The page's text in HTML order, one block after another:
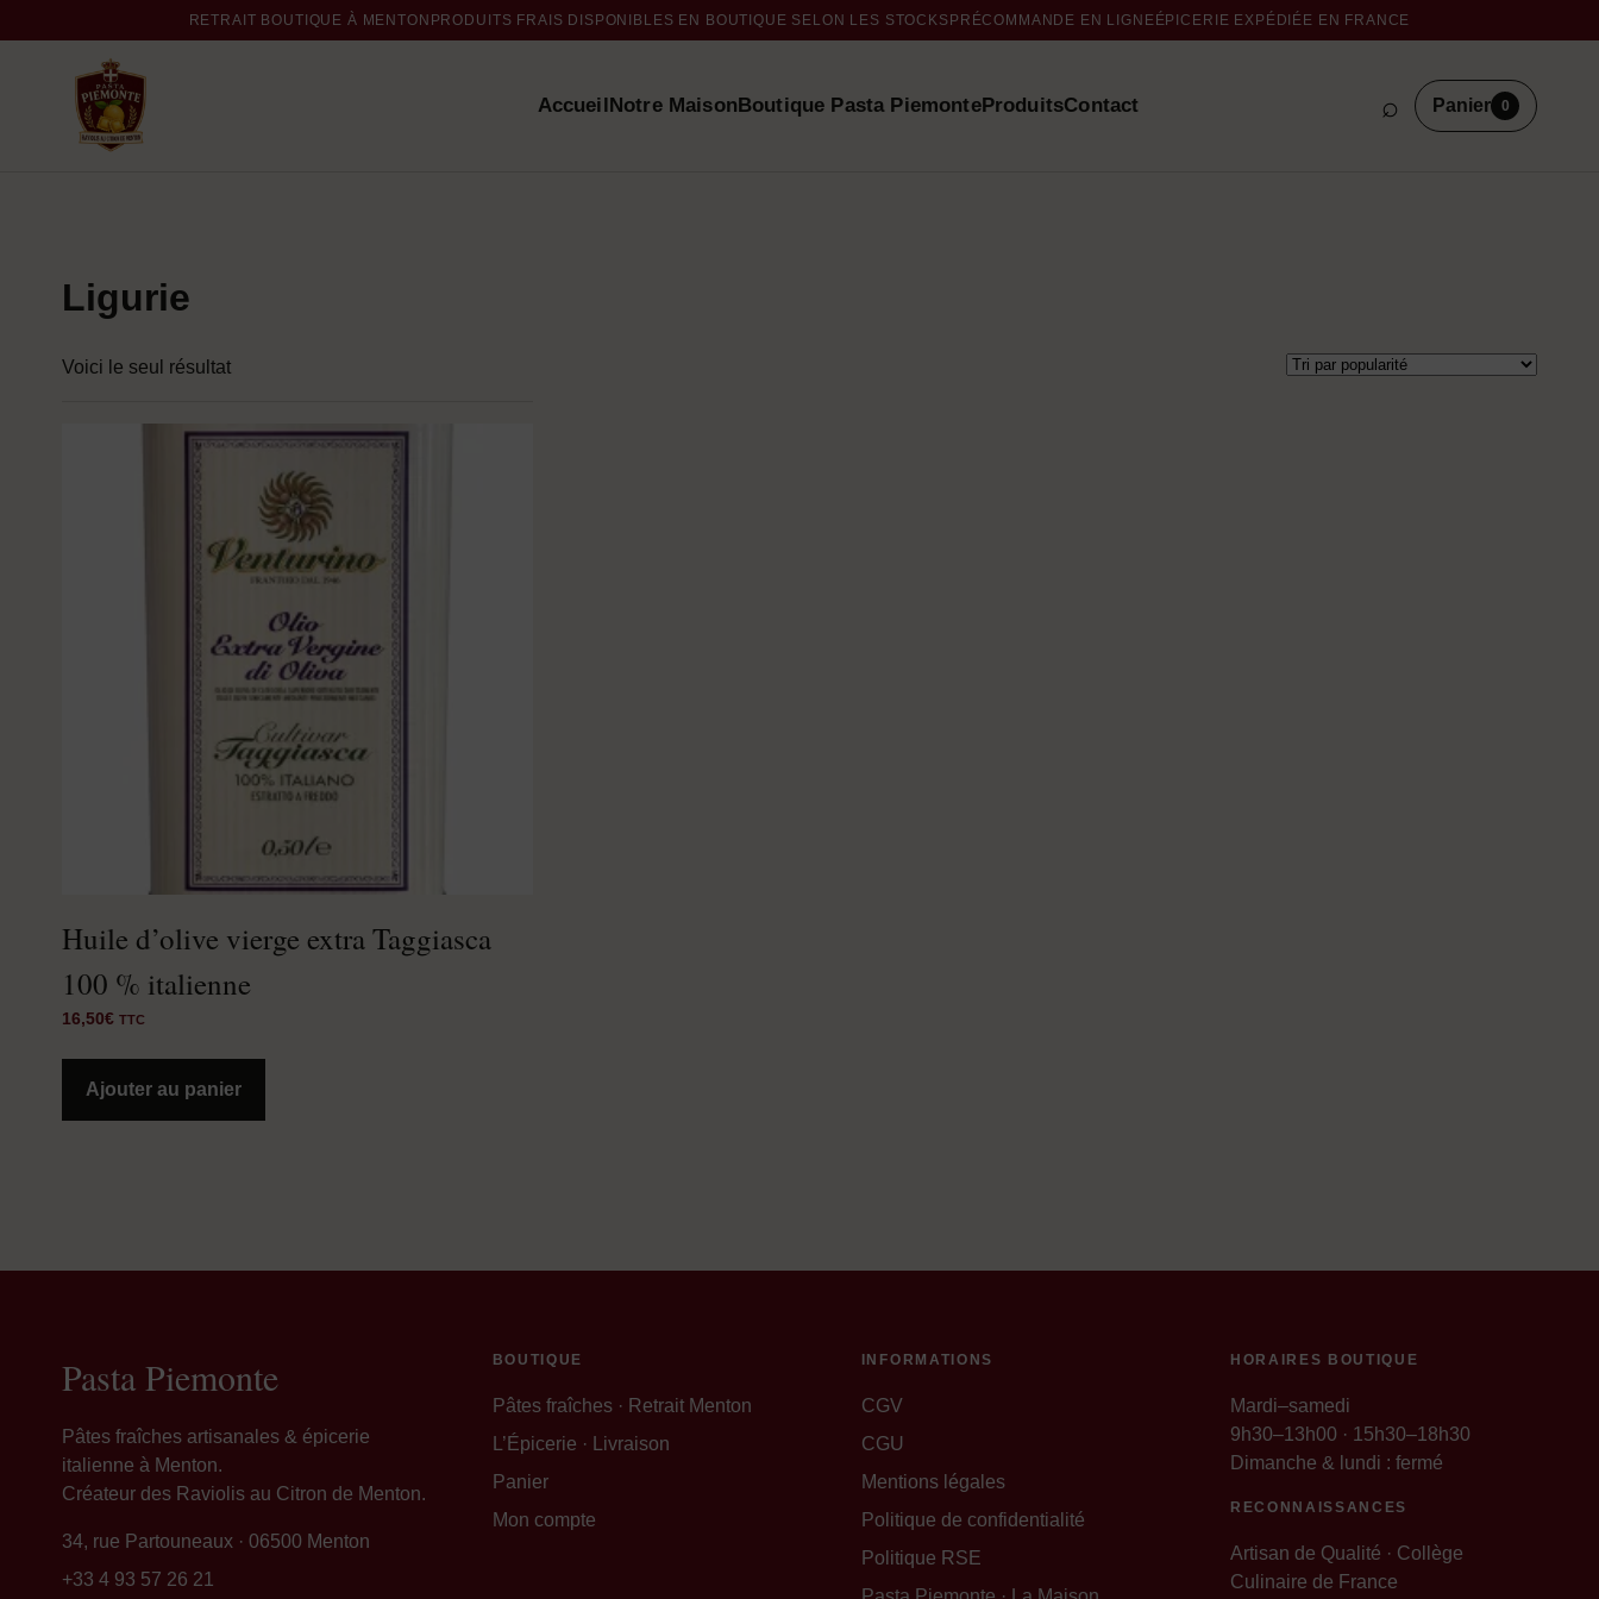
RETRAIT BOUTIQUE À MENTON PRODUITS FRAIS DISPONIBLES EN BOUTIQUE SELON LES STOCKS PRÉCOMMANDE EN LIGNE ÉPICERIE EXPÉDIÉE EN FRANCE
AccueilNotre MaisonBoutique Pasta PiemonteProduitsContact ⌕ Panier 0
Ligurie
Voici le seul résultat
Huile d’olive vierge extra Taggiasca
100 % italienne
16,50€ TTC
Ajouter au panier
Pasta Piemonte
Pâtes fraîches artisanales & épicerie
italienne à Menton.
Créateur des Raviolis au Citron de Menton.
34, rue Partouneaux · 06500 Menton
+33 4 93 57 26 21
BOUTIQUE
Pâtes fraîches · Retrait Menton
L’Épicerie · Livraison
Panier
Mon compte
INFORMATIONS
CGV
CGU
Mentions légales
Politique de confidentialité
Politique RSE
HORAIRES BOUTIQUE
Mardi–samedi
9h30–13h00 · 15h30–18h30
Dimanche & lundi : fermé
RECONNAISSANCES
Artisan de Qualité · Collège
Culinaire de France